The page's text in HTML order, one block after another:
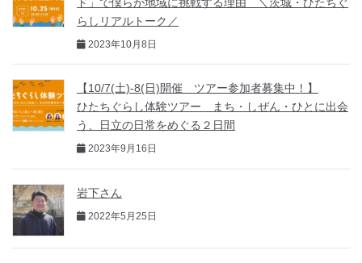
らしリアルトーク／
2023年10月8日
【10/7(土)-8(日)開催 ツアー参加者募集中！】
ひたちぐらし体験ツアー まち・しぜん・ひとに出会
う、日立の日常をめぐる２日間
2023年9月16日
岩下さん
2022年5月25日